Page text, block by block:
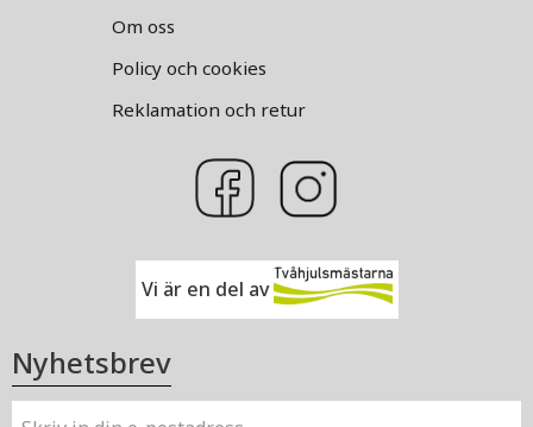
Om oss
Policy och cookies
Reklamation och retur
Vi är en del av
Nyhetsbrev